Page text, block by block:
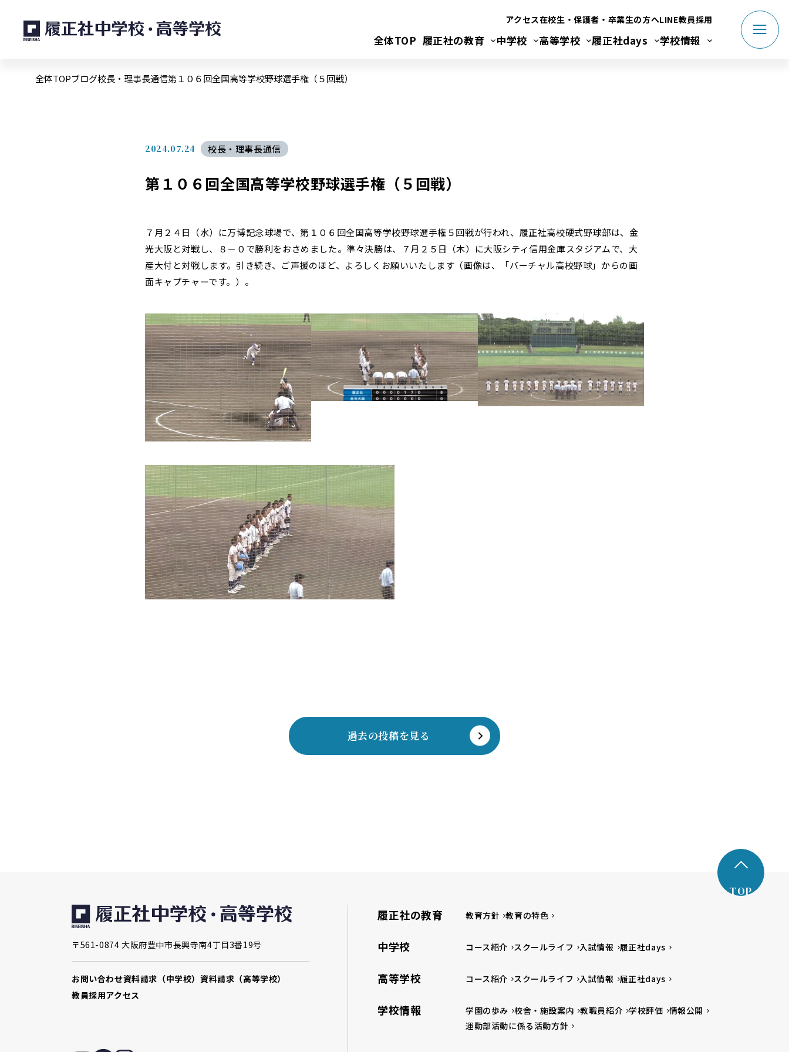
アクセス在校生・保護者・卒業生の方へLINE教員採用
全体TOP 履正社の教育 中学校 高等学校 履正社days 学校情報
全体TOPブログ校長・理事長通信第１０６回全国高等学校野球選手権（５回戦）
2024.07.24 校長・理事長通信
第１０６回全国高等学校野球選手権（５回戦）
７月２４日（水）に万博記念球場で、第１０６回全国高等学校野球選手権５回戦が行われ、履正社高校硬式野球部は、金
光大阪と対戦し、８－０で勝利をおさめました。準々決勝は、７月２５日（木）に大阪シティ信用金庫スタジアムで、大
産大付と対戦します。引き続き、ご声援のほど、よろしくお願いいたします（画像は、「バーチャル高校野球」からの画
面キャプチャーです。）。
過去の投稿を見る
TOP
〒561-0874 大阪府豊中市長興寺南4丁目3番19号
お問い合わせ資料請求（中学校）資料請求（高等学校）
教員採用アクセス
履正社の教育 教育方針 教育の特色
中学校 コース紹介 スクールライフ 入試情報 履正社days
高等学校 コース紹介 スクールライフ 入試情報 履正社days
学校情報 学園の歩み 校舎・施設案内 教職員紹介 学校評価 情報公開
運動部活動に係る活動方針